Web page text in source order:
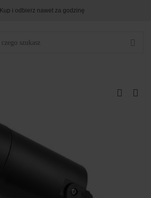
Kup i odbierz nawet za godzinę